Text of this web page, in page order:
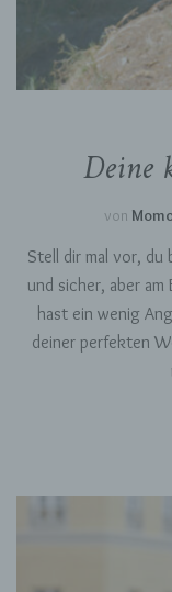
Deine
von
Stell dir mal vor,
und sicher, aber
hast ein wenig
deiner perfekten